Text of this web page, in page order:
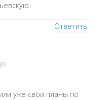
Ответить
уже свои планы по